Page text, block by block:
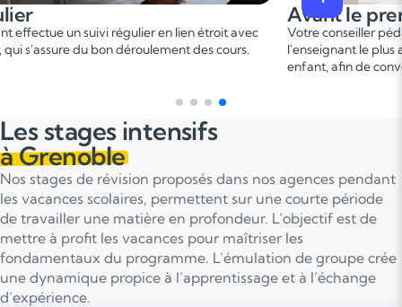
le premier cours
pédagogique vous met en relation avec
le plus adapté en fonction du profil de votre
de convenir d'une date pour un premier cours.
Ce 1ercours
points forts
sur le
Les stages intensifs
à Grenoble
Nos stages de révision proposés dans nos agences pendant
les vacances scolaires, permettent sur une courte période
de travailler une matière en profondeur. L’objectif est de
mettre à profit les vacances pour maîtriser les
fondamentaux du programme. L’émulation de groupe crée
une dynamique propice à l’apprentissage et à l’échange
d’expérience.